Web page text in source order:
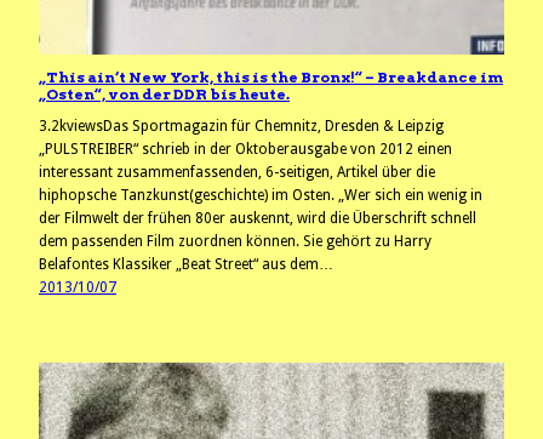
„This ain‘t New York, this is the Bronx!“ – Breakdance im
„Osten“, von der DDR bis heute.
3.2kviewsDas Sportmagazin für Chemnitz, Dresden & Leipzig
„PULSTREIBER“ schrieb in der Oktoberausgabe von 2012 einen
interessant zusammenfassenden, 6-seitigen, Artikel über die
hiphopsche Tanzkunst(geschichte) im Osten. „Wer sich ein wenig in
der Filmwelt der frühen 80er auskennt, wird die Überschrift schnell
dem passenden Film zuordnen können. Sie gehört zu Harry
Belafontes Klassiker „Beat Street“ aus dem…
2013/10/07